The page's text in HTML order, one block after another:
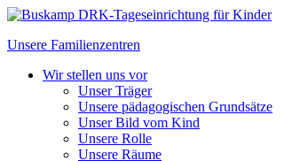
Unsere Familienzentren
Wir stellen uns vor
Unser Träger
Unsere pädagogischen Grundsätze
Unser Bild vom Kind
Unsere Rolle
Unsere Räume